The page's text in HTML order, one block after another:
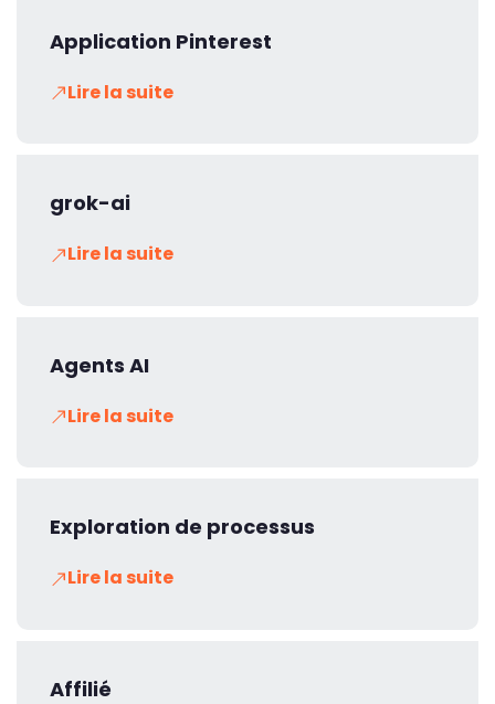
Application Pinterest
Lire la suite
grok-ai
Lire la suite
Agents AI
Lire la suite
Exploration de processus
Lire la suite
Affilié